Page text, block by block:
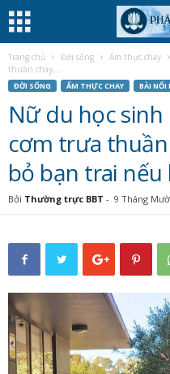
Trang chủ Đời sống Ẩm thực chay
thuần chay,...
ĐỜI SỐNG ẨM THỰC CHAY BÀI NỔI
Nữ du học
cơm trưa thuần chay, “sẵn sàng
bỏ bạn trai nếu
Bởi Thường trực BBT - 9 Tháng